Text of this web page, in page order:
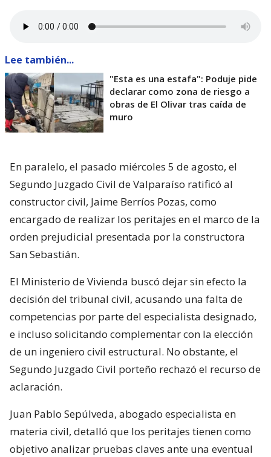
Lee también...
"Esta es una estafa": Poduje pide
declarar como zona de riesgo a
obras de El Olivar tras caída de
muro
En paralelo, el pasado miércoles 5 de agosto, el
Segundo Juzgado Civil de Valparaíso ratificó al
constructor civil, Jaime Berríos Pozas, como
encargado de realizar los peritajes en el marco de la
orden prejudicial presentada por la constructora
San Sebastián.
El Ministerio de Vivienda buscó dejar sin efecto la
decisión del tribunal civil, acusando una falta de
competencias por parte del especialista designado,
e incluso solicitando complementar con la elección
de un ingeniero civil estructural. No obstante, el
Segundo Juzgado Civil porteño rechazó el recurso de
aclaración.
Juan Pablo Sepúlveda, abogado especialista en
materia civil, detalló que los peritajes tienen como
objetivo analizar pruebas claves ante una eventual